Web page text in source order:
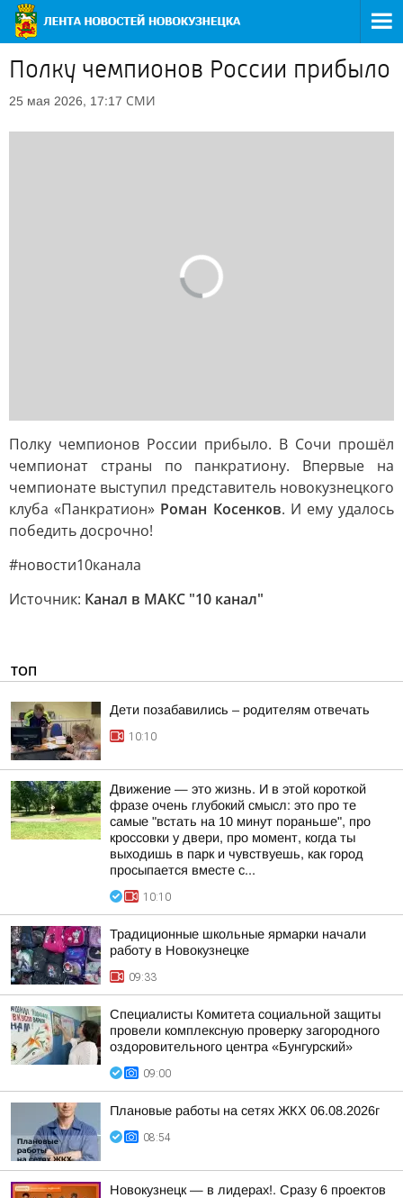
Полку чемпионов России прибыло
25 мая 2026, 17:17 СМИ
Полку чемпионов России прибыло. В Сочи прошёл
чемпионат страны по панкратиону. Впервые на
чемпионате выступил представитель новокузнецкого
клуба «Панкратион» Роман Косенков. И ему удалось
победить досрочно!
#новости10канала
Источник: Канал в МАКС "10 канал"
ТОП
Дети позабавились – родителям отвечать
10:10
Движение — это жизнь. И в этой короткой
фразе очень глубокий смысл: это про те
самые "встать на 10 минут пораньше", про
кроссовки у двери, про момент, когда ты
выходишь в парк и чувствуешь, как город
просыпается вместе с...
10:10
Традиционные школьные ярмарки начали
работу в Новокузнецке
09:33
Специалисты Комитета социальной защиты
провели комплексную проверку загородного
оздоровительного центра «Бунгурский»
09:00
Плановые работы на сетях ЖКХ 06.08.2026г
08:54
Новокузнецк — в лидерах!. Сразу 6 проектов